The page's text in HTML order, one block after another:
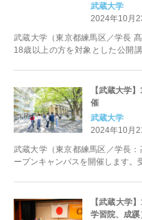
武蔵大学
2024年10月
武蔵大学（東京都練馬区／学長
18歳以上の方を対象とした公開
【武蔵大学
催
武蔵大学
2024年10月
武蔵大学（東京都練馬区／学長
ープンキャンパスを開催します。
【武蔵大学
学習院、成